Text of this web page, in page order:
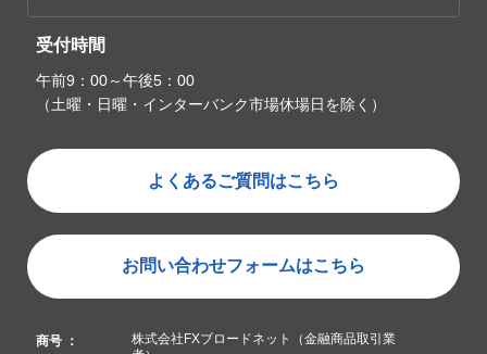
受付時間
午前9：00～午後5：00
（土曜・日曜・インターバンク市場休場日を除く）
よくあるご質問はこちら
お問い合わせフォームはこちら
商号 ：
株式会社FXブロードネット（金融商品取引業